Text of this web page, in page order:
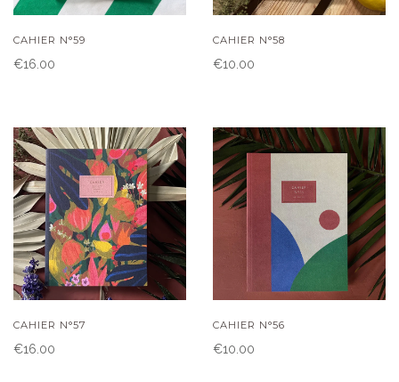
CAHIER N°59
€16.00
CAHIER N°58
€10.00
CAHIER N°57
€16.00
CAHIER N°56
€10.00